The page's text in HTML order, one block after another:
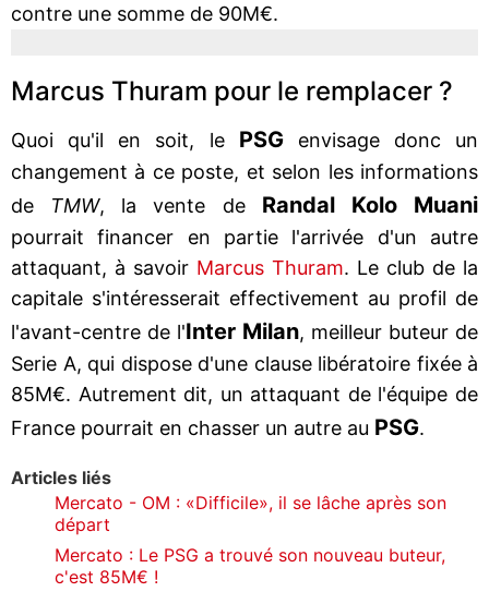
contre une somme de 90M€.
Marcus Thuram pour le remplacer ?
Quoi qu'il en soit, le PSG
envisage donc un
changement à ce poste, et selon les informations
de TMW, la vente de Randal Kolo Muani
pourrait financer en partie l'arrivée d'un autre
attaquant, à savoir Marcus Thuram. Le club de la
capitale s'intéresserait effectivement au profil de
l'avant-centre de l'Inter Milan, meilleur buteur de
Serie A, qui dispose d'une clause libératoire fixée à
85M€. Autrement dit, un attaquant de l'équipe de
France pourrait en chasser un autre au PSG.
Articles liés
Mercato - OM : «Difficile», il se lâche après son
départ
Mercato : Le PSG a trouvé son nouveau buteur,
c'est 85M€ !